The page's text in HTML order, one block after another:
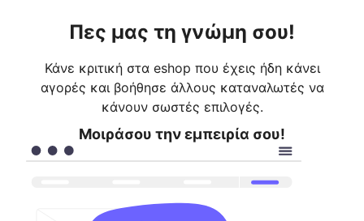
Πες μας τη γνώμη σου!
Κάνε κριτική στα eshop που έχεις ήδη κάνει
αγορές και βοήθησε άλλους καταναλωτές να
κάνουν σωστές επιλογές.
Μοιράσου την εμπειρία σου!